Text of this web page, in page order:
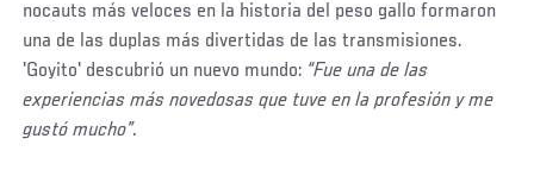
nocauts más veloces en la historia del peso gallo formaron
una de las duplas más divertidas de las transmisiones.
'Goyito' descubrió un nuevo mundo: “Fue una de las
experiencias más novedosas que tuve en la profesión y me
gustó mucho”.